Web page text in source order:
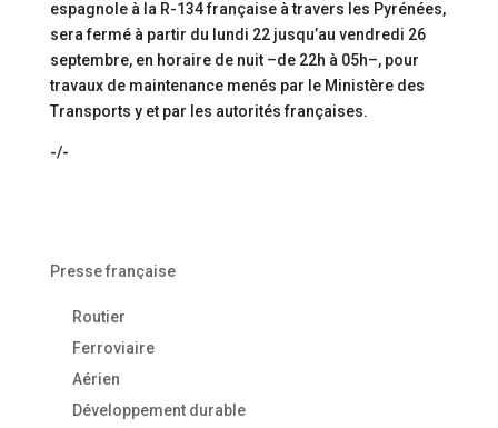
espagnole à la R-134 française à travers les Pyrénées,
sera fermé à partir du lundi 22 jusqu’au vendredi 26
septembre, en horaire de nuit –de 22h à 05h–, pour
travaux de maintenance menés par le Ministère des
Transports y et par les autorités françaises.
-/-
Presse française
Routier
Ferroviaire
Aérien
Développement durable